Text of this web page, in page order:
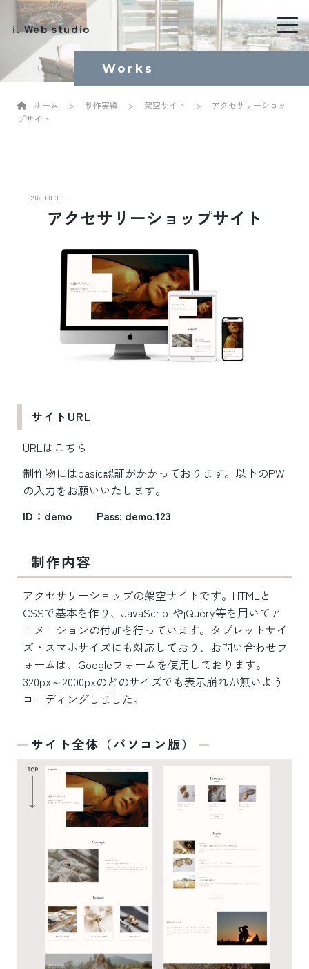
i. Web studio
Works
ホーム > 制作実績 > 架空サイト >
アクセサリーショッ
プサイト
2023.8.30
アクセサリーショップサイト
サイトURL
URLはこちら
制作物にはbasic認証がかかっております。以下のPW
の入力をお願いいたします。
ID：demo Pass: demo.123
制作内容
アクセサリーショップの架空サイトです。HTMLと
CSSで基本を作り、JavaScriptやjQuery等を用いてア
ニメーションの付加を行っています。タブレットサイ
ズ・スマホサイズにも対応しており、お問い合わせフ
ォームは、Googleフォームを使用しております。
320px～2000pxのどのサイズでも表示崩れが無いよう
コーディングしました。
サイト全体（パソコン版）